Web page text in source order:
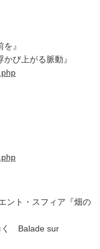
』
び上がる脈動』
ント・スフィア『畑の
く Balade sur